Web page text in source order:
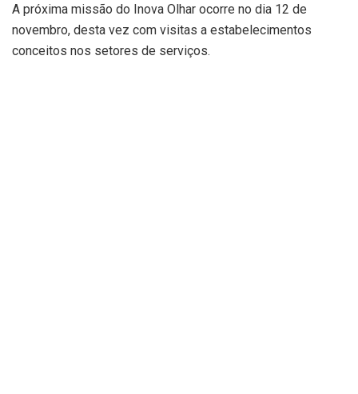
A próxima missão do Inova Olhar ocorre no dia 12 de
novembro, desta vez com visitas a estabelecimentos
conceitos nos setores de serviços.